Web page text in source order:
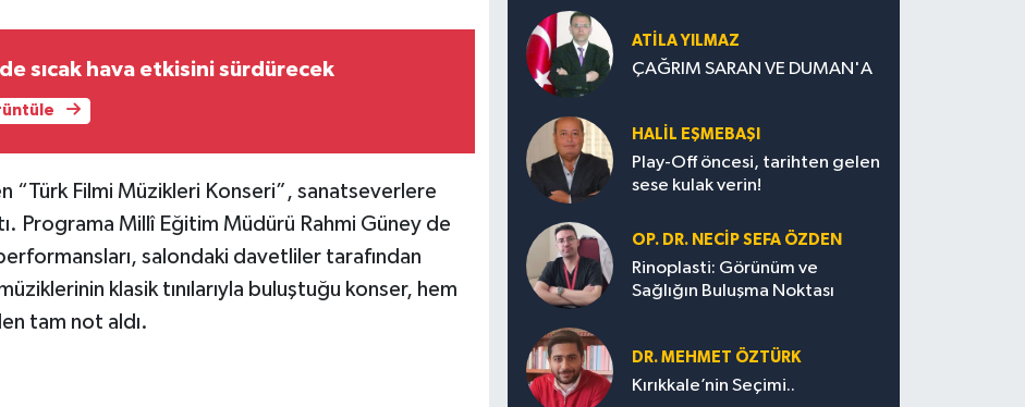
sıcak hava etkisini sürdürecek
“Türk Filmi Müzikleri Konseri”, sanatseverlere
Programa Millî Eğitim Müdürü Rahmi Güney de
salondaki davetliler tarafından
klasik tınılarıyla buluştuğu konser, hem
tam not aldı.
ATILA YILMAZ
ÇAĞRIM SARAN VE DUMAN'A
HALIL EŞMEBAŞI
Play-Off öncesi, tarihten gelen
sese kulak verin!
OP. DR. NECIP SEFA ÖZDEN
Rinoplasti: Görünüm ve
Sağlığın Buluşma Noktası
DR. MEHMET ÖZTÜRK
Kırıkkale’nin Seçimi..